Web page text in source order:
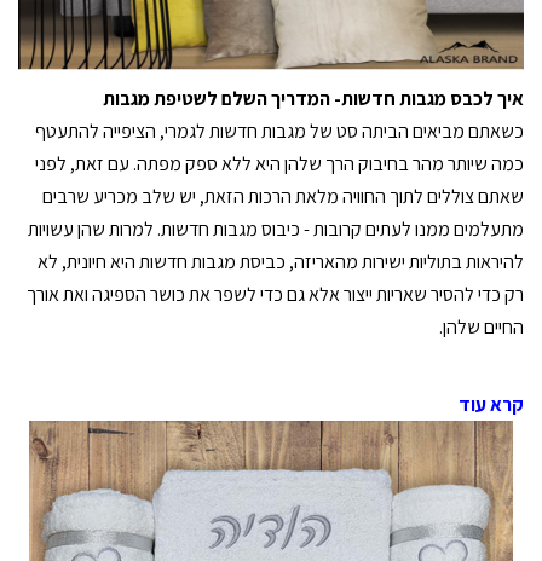
איך לכבס מגבות חדשות- המדריך השלם לשטיפת מגבות
כשאתם מביאים הביתה סט של מגבות חדשות לגמרי, הציפייה להתעטף
כמה שיותר מהר בחיבוק הרך שלהן היא ללא ספק מפתה. עם זאת, לפני
שאתם צוללים לתוך החוויה מלאת הרכות הזאת, יש שלב מכריע שרבים
מתעלמים ממנו לעתים קרובות - כיבוס מגבות חדשות. למרות שהן עשויות
להיראות בתוליות ישירות מהאריזה, כביסת מגבות חדשות היא חיונית, לא
רק כדי להסיר שאריות ייצור אלא גם כדי לשפר את כושר הספיגה ואת אורך
החיים שלהן.
קרא עוד